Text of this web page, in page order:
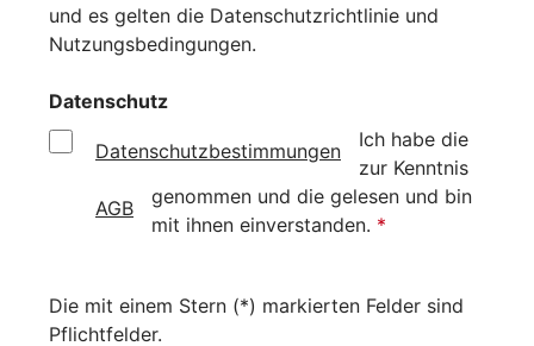
und es gelten die Datenschutzrichtlinie und
Nutzungsbedingungen.
Datenschutz
Ich habe die
Datenschutzbestimmungen
zur Kenntnis
genommen und die
AGB
gelesen und bin
mit ihnen einverstanden. *
Die mit einem Stern (*) markierten Felder sind
Pflichtfelder.